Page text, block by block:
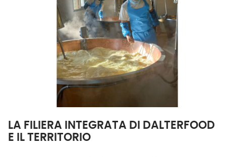
LA FILIERA INTEGRATA DI DALTERFOOD
E IL TERRITORIO